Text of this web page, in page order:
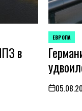
в
ОПУБЛИКОВАНО
В
ЕВРОПА
on